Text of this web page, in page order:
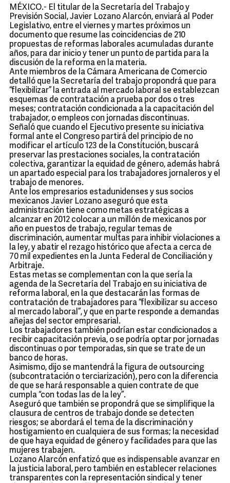
MÉXICO.- El titular de la Secretaría del Trabajo y
Previsión Social, Javier Lozano Alarcón, enviará al Poder
Legislativo, entre el viernes y martes próximos un
documento que resume las coincidencias de 210
propuestas de reformas laborales acumuladas durante
años, para dar inicio y tener un punto de partida para la
discusión de la reforma en la materia.
Ante miembros de la Cámara Americana de Comercio
detalló que la Secretaría del trabajo propondrá que para
“flexibilizar” la entrada al mercado laboral se establezcan
esquemas de contratación a prueba por dos o tres
meses; contratación condicionada a la capacitación del
trabajador, o empleos con jornadas discontinuas.
Señaló que cuando el Ejecutivo presente su iniciativa
formal ante el Congreso partirá del principio de no
modificar el artículo 123 de la Constitución, buscará
preservar las prestaciones sociales, la contratación
colectiva, garantizar la equidad de género, además habrá
un apartado especial para los trabajadores jornaleros y el
trabajo de menores.
Ante los empresarios estadunidenses y sus socios
mexicanos Javier Lozano aseguró que esta
administración tiene como metas estratégicas a
alcanzar en 2012 colocar a un millón de mexicanos por
año en puestos de trabajo, regular temas de
discriminación, aumentar multas para inhibir violaciones a
la ley, y abatir el rezago histórico que afecta a cerca de
70 mil expedientes en la Junta Federal de Conciliación y
Arbitraje.
Estas metas se complementan con la que sería la
agenda de la Secretaría del Trabajo en su iniciativa de
reforma laboral, en la que destacarán las formas de
contratación de trabajadores para “flexibilizar su acceso
al mercado laboral”, y que en parte responde a demandas
añejas del sector empresarial.
Los trabajadores también podrían estar condicionados a
recibir capacitación previa, o se podría optar por jornadas
discontinuas o por temporadas, sin que se trate de un
banco de horas.
Asimismo, dijo se mantendrá la figura de outsourcing
(subcontratación o terciarización), pero con la diferencia
de que se hará responsable a quien contrate de que
cumpla “con todas las de la ley”.
Aseguró que también se propondrá que se simplifique la
clausura de centros de trabajo donde se detecten
riesgos; se abordará el tema de la discriminación y
hostigamiento en cualquiera de sus formas; la necesidad
de que haya equidad de género y facilidades para que las
mujeres trabajen.
Lozano Alarcón enfatizó que es indispensable avanzar en
la justicia laboral, pero también en establecer relaciones
transparentes con la representación sindical y tener